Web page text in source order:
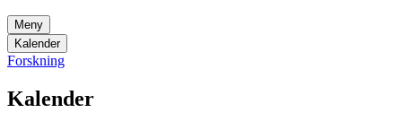
Meny
Kalender
Forskning
Kalender